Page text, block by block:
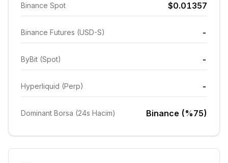
Binance Spot $0.01357
Binance Futures (USD-S) -
ByBit (Spot) -
Hyperliquid (Perp) -
Dominant Borsa (24s Hacim) Binance (%75)